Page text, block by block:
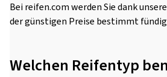
Bei reifen.com werden Sie dank
der günstigen Preise bestimmt
Welchen Reifentyp